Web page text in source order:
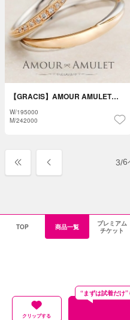
【GRACIS】AMOUR AMULET…
W/195000
M/242000
3/6
TOP 商品一覧
プレミアム
チケット
クリップする
“まずは試着だけ